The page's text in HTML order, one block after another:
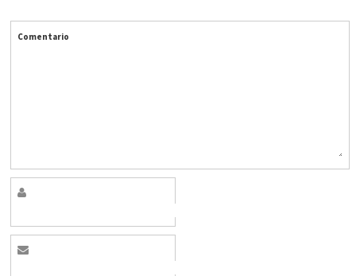
Comentario